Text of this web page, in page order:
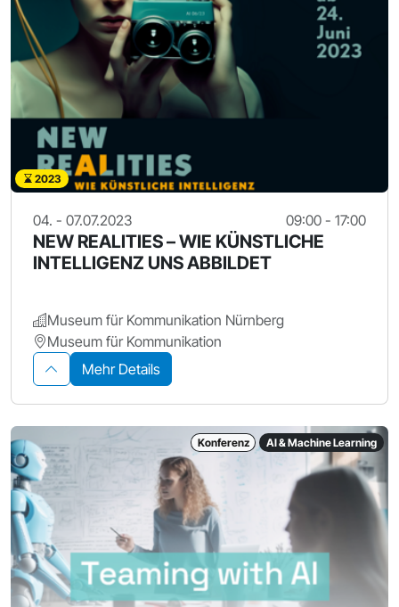
2023
04. - 07.07.2023 09:00 - 17:00
NEW REALITIES – WIE KÜNSTLICHE
INTELLIGENZ UNS ABBILDET
Museum für Kommunikation Nürnberg
Museum für Kommunikation
Mehr Details
Konferenz AI & Machine Learning